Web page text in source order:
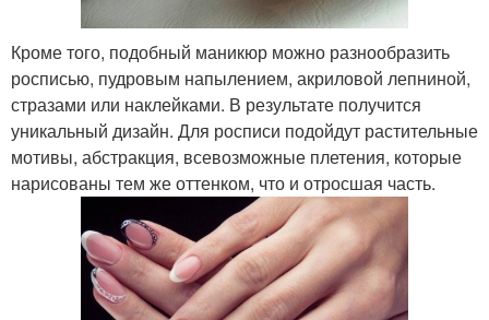
Кроме того, подобный маникюр можно разнообразить
росписью, пудровым напылением, акриловой лепниной,
стразами или наклейками. В результате получится
уникальный дизайн. Для росписи подойдут растительные
мотивы, абстракция, всевозможные плетения, которые
нарисованы тем же оттенком, что и отросшая часть.